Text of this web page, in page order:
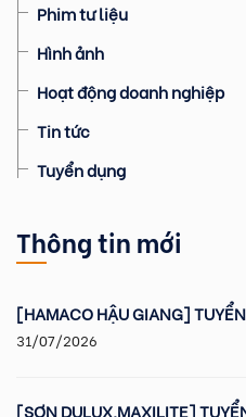
Phim tư liệu
Hình ảnh
Hoạt động doanh nghiệp
Tin tức
Tuyển dụng
Thông tin mới
[HAMACO HẬU GIANG]
31/07/2026
[SƠN DULUX,MAXILITE]